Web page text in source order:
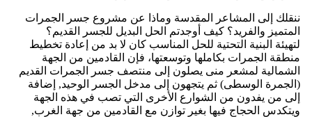
ننقلك إلى المشاعر المقدسة وماذا عن مشروع جسر الجمرات
المتميز والفريد؟ كيف أوجدتم الحل البديل للجسر القديم؟
لتهيئة البنية التحتية للحل المناسب كان لا بد من إعادة تخطيط
منطقة الجمرات بكاملها وتوسعتها، فإن القادمين من الجهة
الشمالية لمشعر منى يصلون إلى منتصف جسر الجمرات القديم
(الجمرة الوسطى) ثم يتجهون إلى مدخل الجسر الوحيد, إضافة
إلى من يفدون من الشوارع الأخرى التي تصب في هذه الجهة
ويتكدس الحجاج فيها بغير توازن مع القادمين من جهة الغرب,